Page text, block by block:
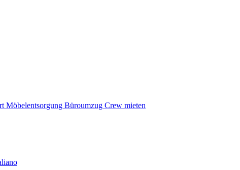
Möbelentsorgung Büroumzug Crew mieten